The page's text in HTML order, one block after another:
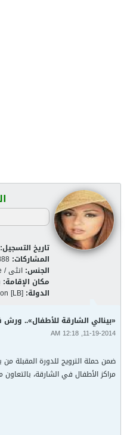
تاريخ التسجيل:
المشاركات:
الجنس: انثى / Female
مكان الإقامة:
الدولة: [LB]
«بينالي الشارقة للأطفال»..
11-19-2014, 12:18 AM
ضمن حملة الترويج للدورة المقبلة من
مراكز الأطفال في الشارقة، بالتعاون